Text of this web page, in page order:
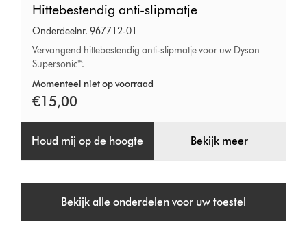
anti-
slipmatje
Hittebestendig anti-slipmatje
Onderdeelnr. 967712-01
Vervangend hittebestendig anti-slipmatje voor uw Dyson
Supersonic™.
Momenteel niet op voorraad
€15,00
Houd mij op de hoogte Bekijk meer
Bekijk alle onderdelen voor uw toestel